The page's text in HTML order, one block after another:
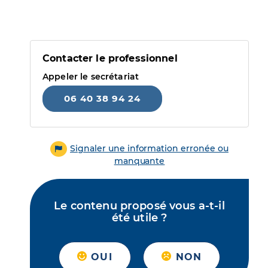
Contacter le professionnel
Appeler le secrétariat
06 40 38 94 24
Signaler une information erronée ou
manquante
Le contenu proposé vous a-t-il
été utile ?
OUI NON